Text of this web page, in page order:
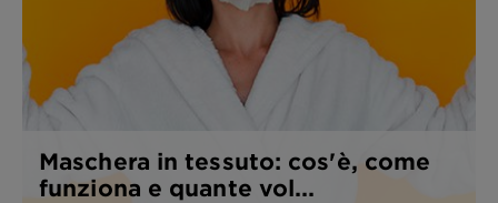
Maschera in tessuto: cos'è, come
funziona e quante vol...